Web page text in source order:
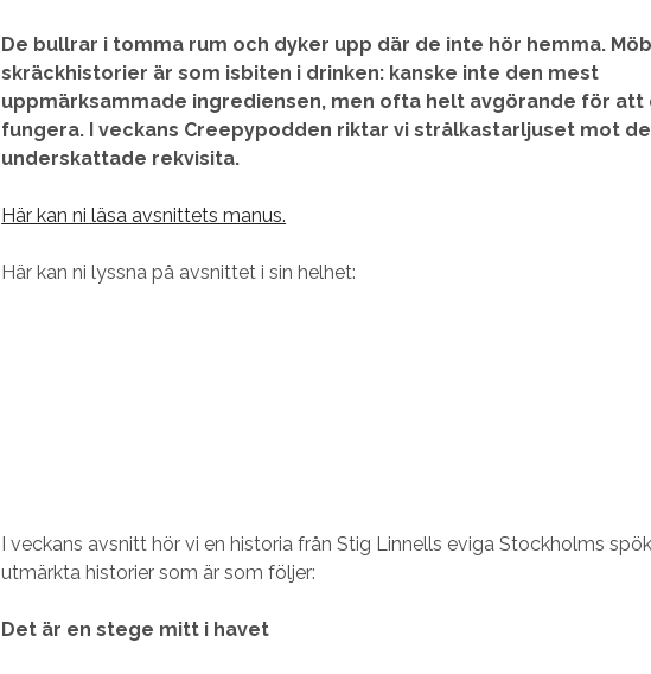
De bullrar i tomma rum och dyker upp där de inte hör hemma.
skräckhistorier är som isbiten i drinken: kanske inte den mest
uppmärksammade ingrediensen, men ofta helt avgörande för att
fungera. I veckans Creepypodden riktar vi strålkastarljuset mot
underskattade rekvisita.
Här kan ni läsa avsnittets manus.
Här kan ni lyssna på avsnittet i sin helhet:
I veckans avsnitt hör vi en historia från Stig Linnells eviga Stockholms
utmärkta historier som är som följer:
Det är en stege mitt i havet